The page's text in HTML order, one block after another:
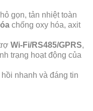
gọn, tản nhiệt toàn
chống oxy hóa, axit
Wi-Fi/RS485/GPRS,
trạng hoạt động của
nhanh và đáng tin